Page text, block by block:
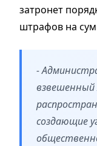
затронет
штрафов на
-
взвешенный
создающие